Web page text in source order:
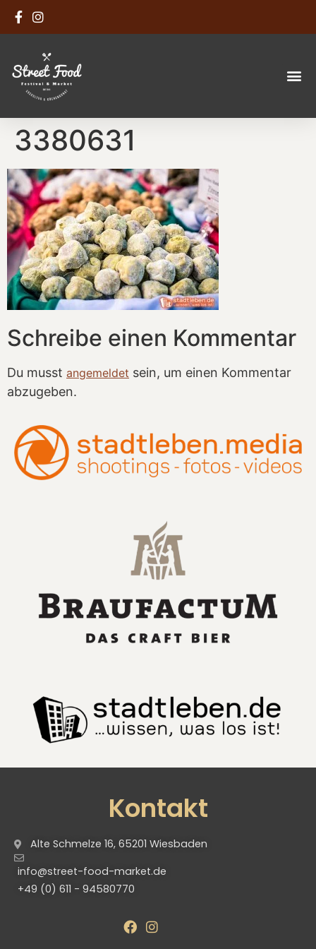
3380631
Schreibe einen Kommentar
Du musst angemeldet sein, um einen Kommentar
abzugeben.
Kontakt
Alte Schmelze 16, 65201 Wiesbaden
info@street-food-market.de
+49 (0) 611 - 94580770